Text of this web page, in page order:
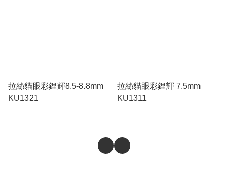
拉絲貓眼彩鋰輝8.5-8.8mm
KU1321
拉絲貓眼彩鋰輝 7.5mm
KU1311